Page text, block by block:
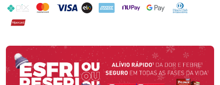
PIX MasterCard
VISA ELO AMEX NuPay Google PayDiners Club
Hipercard
Promoção em Destaque